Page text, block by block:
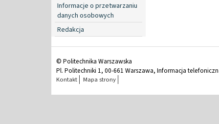
Informacje o przetwarzaniu
danych osobowych
Redakcja
© Politechnika Warszawska
Pl. Politechniki 1, 00-661 Warszawa, Informacja
Kontakt Mapa strony